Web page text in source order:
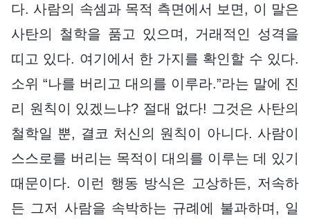
다. 사람의 속셈과 목적 측면에서 보면, 이 말은
사탄의 철학을 품고 있으며, 거래적인 성격을
띠고 있다. 여기에서 한 가지를 확인할 수 있다.
소위 “나를 버리고 대의를 이루라.”라는 말에 진
리 원칙이 있겠느냐? 절대 없다! 그것은 사탄의
철학일 뿐, 결코 처신의 원칙이 아니다. 사람이
스스로를 버리는 목적이 대의를 이루는 데 있기
때문이다. 이런 행동 방식은 고상하든, 저속하
든 그저 사람을 속박하는 규례에 불과하며, 일